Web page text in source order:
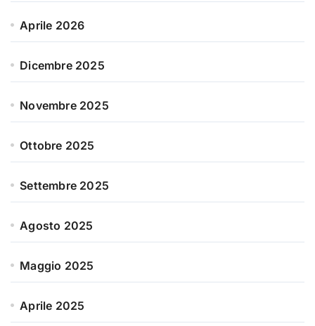
Aprile 2026
Dicembre 2025
Novembre 2025
Ottobre 2025
Settembre 2025
Agosto 2025
Maggio 2025
Aprile 2025